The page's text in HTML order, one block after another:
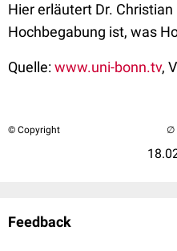
Hier erläutert Dr.
Hochbegabung ist, was
Quelle:www.uni-bonn.tv,
© Copyright
Feedback